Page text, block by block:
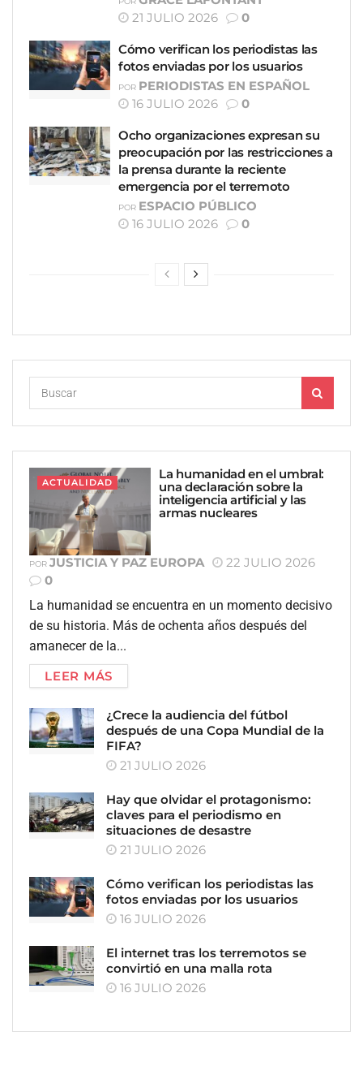
21 JULIO 2026
0
Cómo verifican los periodistas las
fotos enviadas por los usuarios
POR PERIODISTAS EN ESPAÑOL
16 JULIO 2026
0
Ocho organizaciones expresan su
preocupación por las restricciones a
la prensa durante la reciente
emergencia por el terremoto
POR ESPACIO PÚBLICO
16 JULIO 2026
0
ACTUALIDAD
La humanidad en el umbral:
una declaración sobre la
inteligencia artificial y las
armas nucleares
POR JUSTICIA Y PAZ EUROPA
22 JULIO 2026
0
La humanidad se encuentra en un momento decisivo
de su historia. Más de ochenta años después del
amanecer de la...
LEER MÁS
¿Crece la audiencia del fútbol
después de una Copa Mundial de la
FIFA?
21 JULIO 2026
Hay que olvidar el protagonismo:
claves para el periodismo en
situaciones de desastre
21 JULIO 2026
Cómo verifican los periodistas las
fotos enviadas por los usuarios
16 JULIO 2026
El internet tras los terremotos se
convirtió en una malla rota
16 JULIO 2026